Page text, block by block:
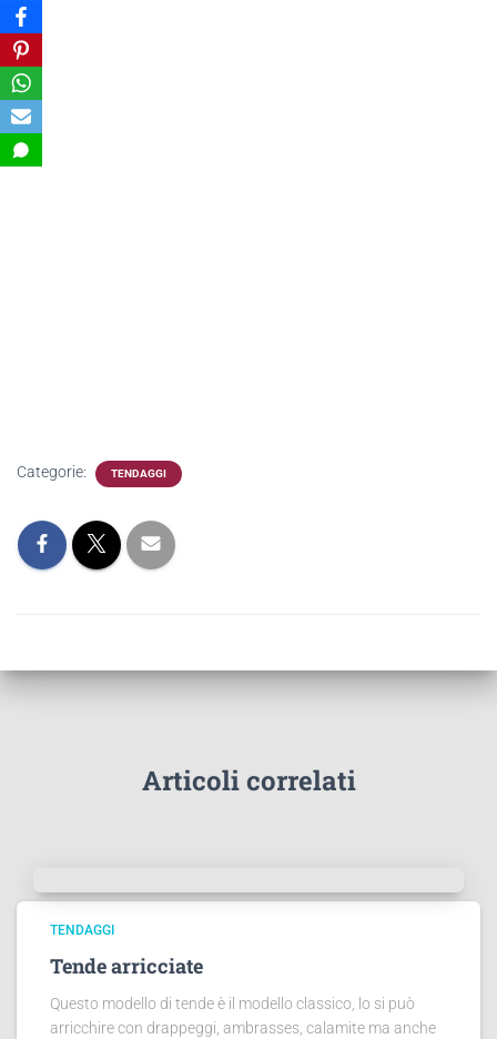
Categorie: TENDAGGI
Articoli correlati
TENDAGGI
Tende arricciate
Questo modello di tende è il modello classico, lo si può
arricchire con drappeggi, ambrasses, calamite ma anche